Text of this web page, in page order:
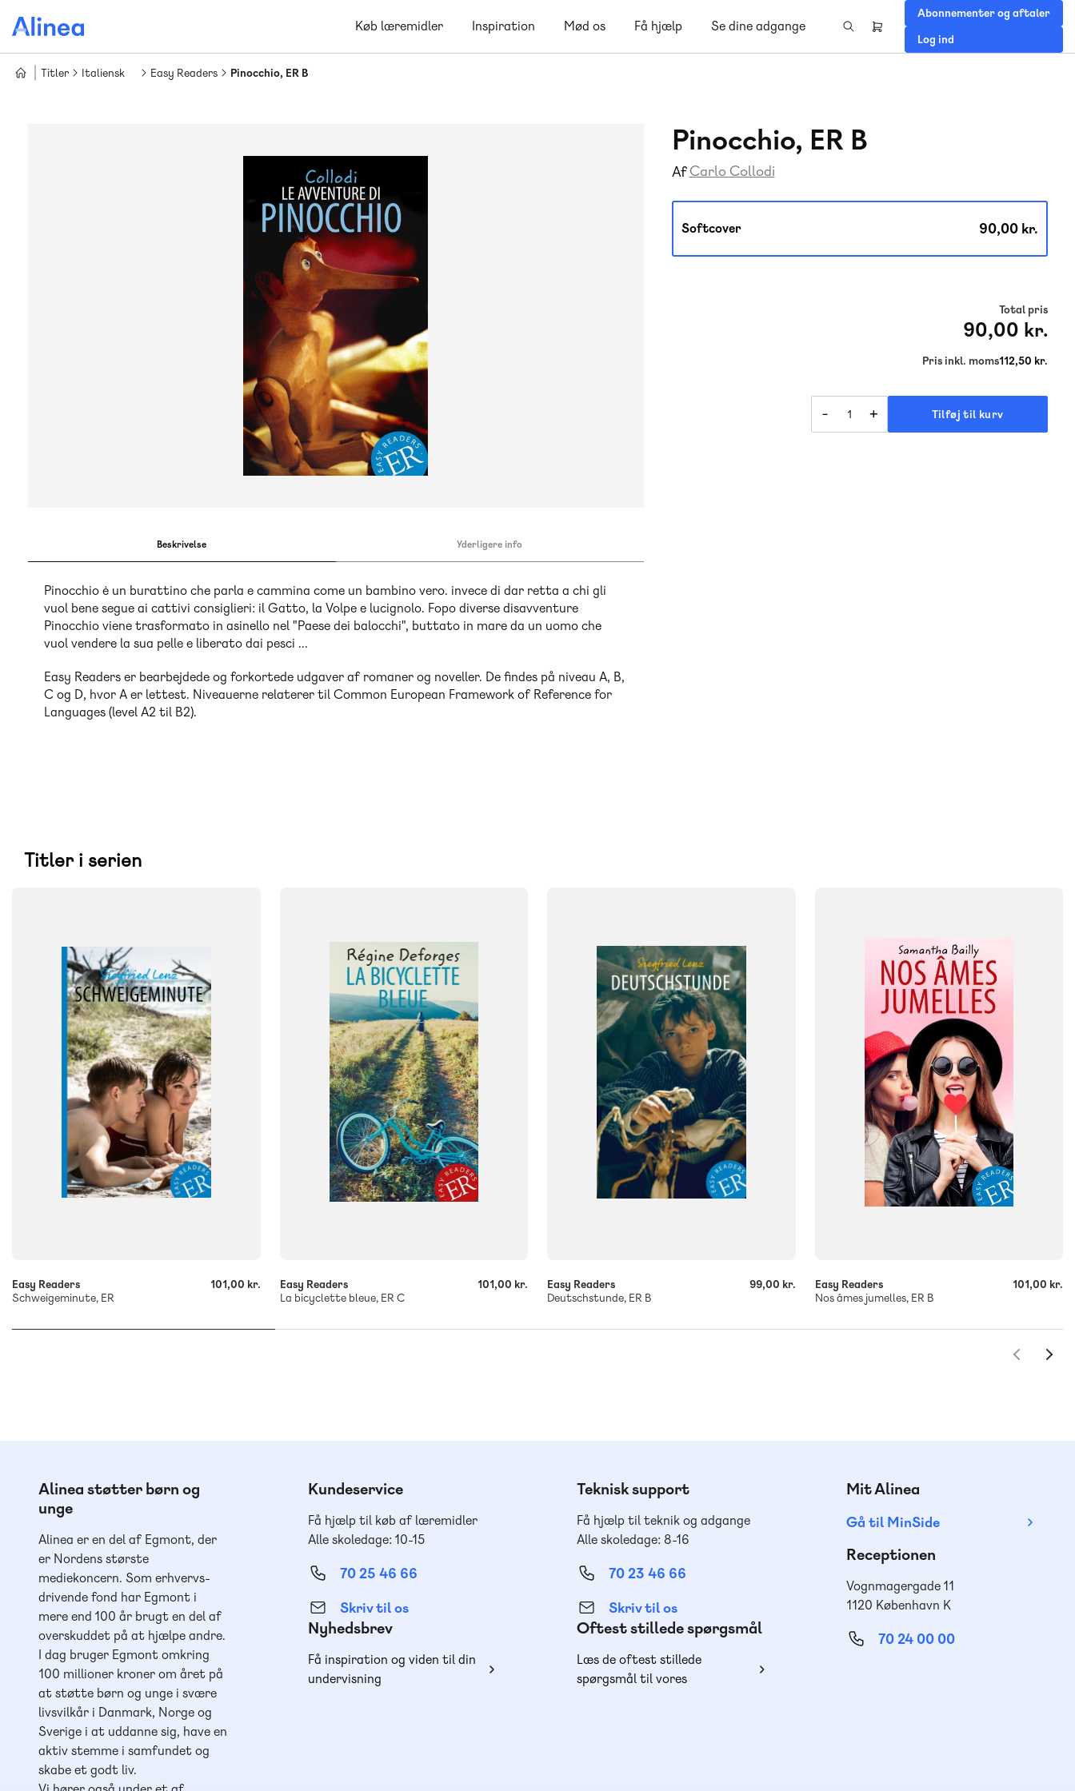
hovedindhold
Køb læremidler Inspiration Mød os Få hjælp Se dine adgange
Header
Abonnementer og aftaler
Log ind
Titler Italiensk Easy Readers Pinocchio, ER B
Pinocchio, ER B
AfCarlo Collodi
Softcover 90,00 kr.
Total pris
90,00 kr.
Pris inkl. moms112,50 kr.
- + Tilføj til kurv
Beskrivelse Yderligere info
Pinocchio è un burattino che parla e cammina come un bambino vero. invece di dar retta a chi gli
vuol bene segue ai cattivi consiglieri: il Gatto, la Volpe e lucignolo. Fopo diverse disavventure
Pinocchio viene trasformato in asinello nel "Paese dei balocchi", buttato in mare da un uomo che
vuol vendere la sua pelle e liberato dai pesci ...
Easy Readers er bearbejdede og forkortede udgaver af romaner og noveller. De findes på niveau A, B,
C og D, hvor A er lettest. Niveauerne relaterer til Common European Framework of Reference for
Languages (level A2 til B2).
Titler i serien
FORMAT
Flergangsbog
9788723572295
Easy Readers
Schweigeminute, ER
101,00 kr.
Flergangsbog
9788723543059
Easy Readers
La bicyclette bleue, ER C
101,00 kr.
FORMAT
9788723561619
Easy Readers
Deutschstunde, ER B
99,00 kr.
Flergangsbog
9788723569042
Easy Readers
Nos âmes jumelles, ER B
101,00 kr.
Alinea støtter børn og
unge
Alinea er en del af Egmont, der
er Nordens største
mediekoncern. Som erhvervs-
drivende fond har Egmont i
mere end 100 år brugt en del af
overskuddet på at hjælpe andre.
I dag bruger Egmont omkring
100 millioner kroner om året på
at støtte børn og unge i svære
livsvilkår i Danmark, Norge og
Sverige i at uddanne sig, have en
aktiv stemme i samfundet og
skabe et godt liv.
Kundeservice
Få hjælp til køb af læremidler
Alle skoledage: 10-15
70 25 46 66
Skriv til os
Nyhedsbrev
Få inspiration og viden til din
undervisning
Teknisk support
Få hjælp til teknik og adgange
Alle skoledage: 8-16
70 23 46 66
Skriv til os
Oftest stillede spørgsmål
Læs de oftest stillede
spørgsmål til vores
Mit Alinea
Gå til MinSide
Receptionen
Vognmagergade 11
1120 København K
70 24 00 00